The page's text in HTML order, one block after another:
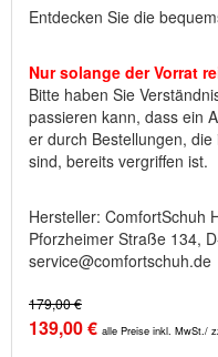
Entdecken Sie die
Nur solange der Vorrat
Bitte haben Sie
passieren kann, dass ein
er durch Bestellungen,
sind, bereits vergriffen ist.
Hersteller: ComfortSchuh
Pforzheimer Straße 134,
service@comfortschuh.de
179,00 €
139,00 € alle Preise inkl. MwSt./